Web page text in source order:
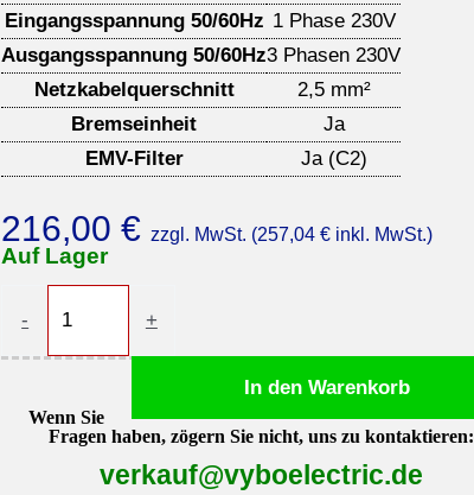
Eingangsspannung 50/60Hz 1 Phase 230V
Ausgangsspannung 50/60Hz3 Phasen 230V
Netzkabelquerschnitt
2,5 mm²
Bremseinheit
Ja
EMV-Filter
Ja (C2)
216,00€ zzgl. MwSt. (257,04€ inkl. MwSt.)
Auf Lager
-
Frequenzumrichter
V800-
1,5kW,
+
In den Warenkorb
Wenn Sie
Fragen haben, zögern Sie nicht, uns zu kontaktieren:
verkauf@vyboelectric.de